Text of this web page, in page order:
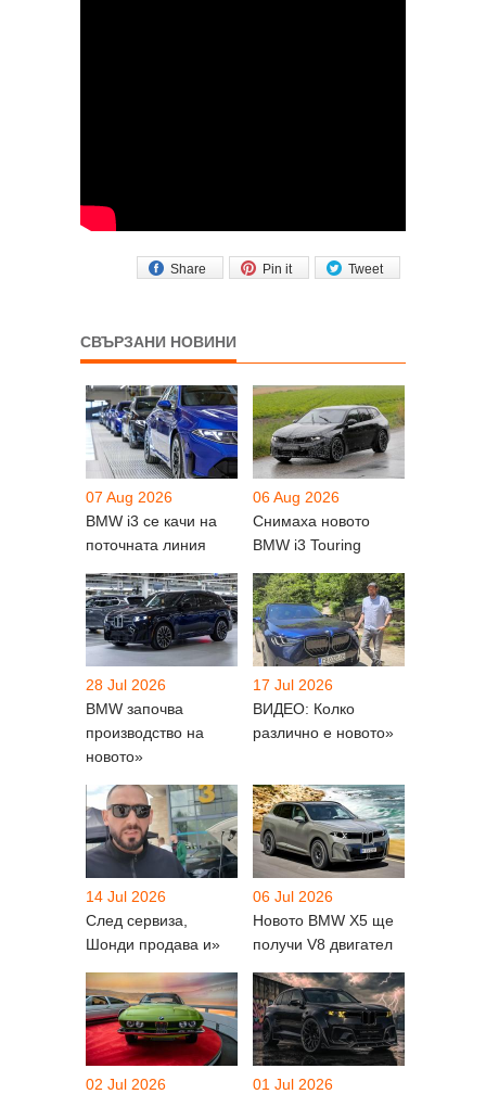
Tweet
Pin it
Share
СВЪРЗАНИ НОВИНИ
07 Aug 2026
BMW i3 се качи на
поточната линия
06 Aug 2026
Снимаха новото
BMW i3 Touring
28 Jul 2026
BMW започва
производство на
новото»
17 Jul 2026
ВИДЕО: Колко
различно е новото»
14 Jul 2026
След сервиза,
Шонди продава и»
06 Jul 2026
Новото BMW X5 ще
получи V8 двигател
02 Jul 2026
01 Jul 2026